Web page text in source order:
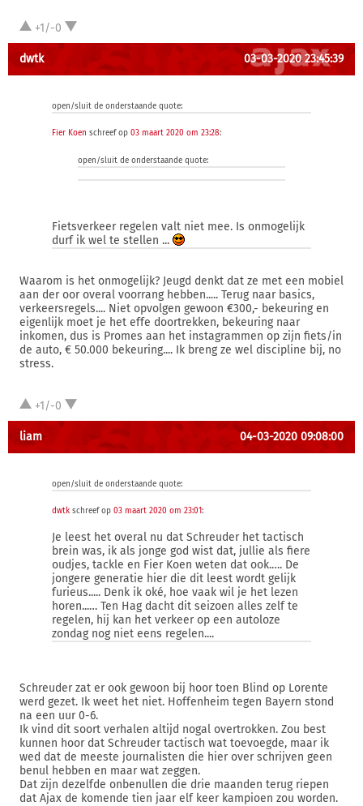
+1/-0
dwtk 03-03-2020 23:45:39
open/sluit de onderstaande quote:
Fier Koen schreef op 03 maart 2020 om 23:28:
open/sluit de onderstaande quote:
Fietsverkeer regelen valt niet mee. Is onmogelijk
durf ik wel te stellen ...
Waarom is het onmogelijk? Jeugd denkt dat ze met een mobiel
aan der oor overal voorrang hebben..... Terug naar basics,
verkeersregels.... Niet opvolgen gewoon €300,- bekeuring en
eigenlijk moet je het effe doortrekken, bekeuring naar
inkomen, dus is Promes aan het instagrammen op zijn fiets/in
de auto, € 50.000 bekeuring.... Ik breng ze wel discipline bij, no
stress.
+1/-0
liam 04-03-2020 09:08:00
open/sluit de onderstaande quote:
dwtk schreef op 03 maart 2020 om 23:01:
Je leest het overal nu dat Schreuder het tactisch
brein was, ik als jonge god wist dat, jullie als fiere
oudjes, tackle en Fier Koen weten dat ook.…. De
jongere generatie hier die dit leest wordt gelijk
furieus..... Denk ik oké, hoe vaak wil je het lezen
horen...… Ten Hag dacht dit seizoen alles zelf te
regelen, hij kan het verkeer op een autoloze
zondag nog niet eens regelen....
Schreuder zat er ook gewoon bij hoor toen Blind op Lorente
werd gezet. Ik weet het niet. Hoffenheim tegen Bayern stond
na een uur 0-6.
Ik vind dit soort verhalen altijd nogal overtrokken. Zou best
kunnen hoor dat Schreuder tactisch wat toevoegde, maar ik
wed dat de meeste journalisten die hier over schrijven geen
benul hebben en maar wat zeggen.
Dat zijn dezelfde onbenullen die drie maanden terug riepen
dat Ajax de komende tien jaar elf keer kampioen zou worden.